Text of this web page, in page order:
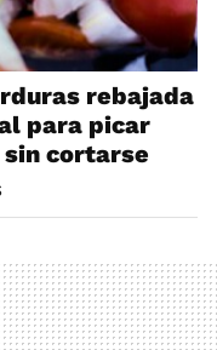
rebajada
para picar
cortarse